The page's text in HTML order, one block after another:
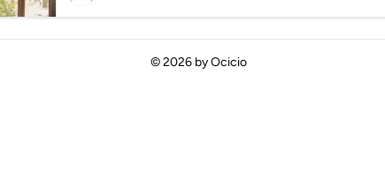
© 2026 byOcicio